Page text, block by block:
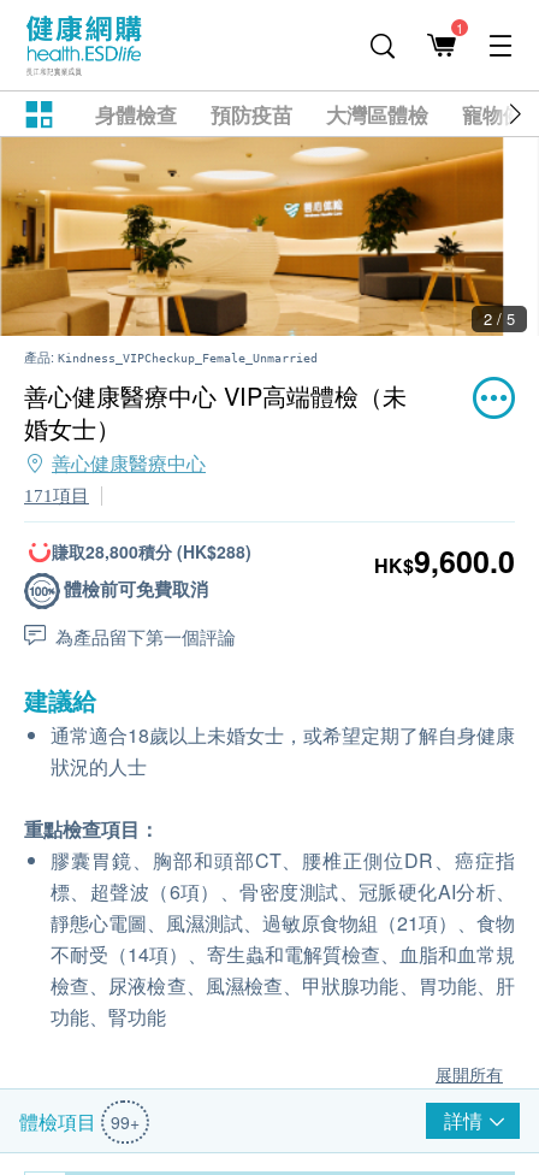
1
身體檢查 預防疫苗 大灣區體檢 寵物健
2 / 5
產品: Kindness_VIPCheckup_Female_Unmarried
善心健康醫療中心 VIP高端體檢（未
婚女士）
善心健康醫療中心
171項目
賺取28,800積分 (HK$288)
體檢前可免費取消
為產品留下第一個評論
HK$9,600.0
建議給
通常適合18歲以上未婚女士，或希望定期了解自身健康
狀況的人士
重點檢查項目：
膠囊胃鏡、胸部和頭部CT、腰椎正側位DR、癌症指
標、超聲波（6項）、骨密度測試、冠脈硬化AI分析、
靜態心電圖、風濕測試、過敏原食物組（21項）、食物
不耐受（14項）、寄生蟲和電解質檢查、血脂和血常規
檢查、尿液檢查、風濕檢查、甲狀腺功能、胃功能、肝
功能、腎功能
展開所有
體檢項目 99+ 詳情